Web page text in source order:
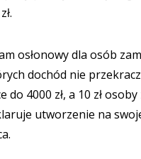
osłonowy dla osób
dochód nie
do 4000 zł, a 10 zł
utworzenie na